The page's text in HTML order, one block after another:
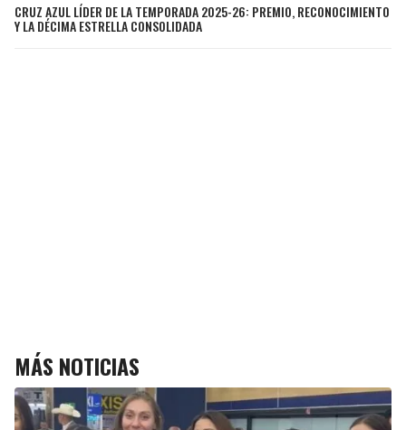
CRUZ AZUL LÍDER DE LA TEMPORADA 2025-26: PREMIO, RECONOCIMIENTO
Y LA DÉCIMA ESTRELLA CONSOLIDADA
MÁS NOTICIAS